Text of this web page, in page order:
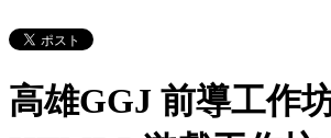
高雄GGJ 前導工作